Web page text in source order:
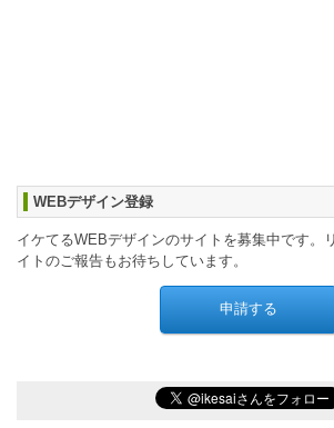
WEBデザイン登録
イケてるWEBデザインのサイトを募集中です。
イトのご報告もお待ちしています。